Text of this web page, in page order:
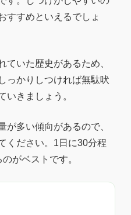
すすめといえるでしょ
ていた歴史があるため、
っかりしつければ無駄吠
いきましょう。
が多い傾向があるので、
ください。1日に30分程
がベストです。